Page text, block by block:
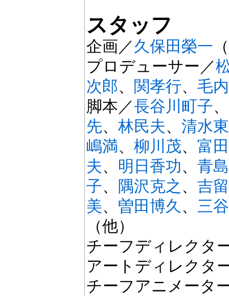
スタッフ
企画／久保田榮一 （
プロデューサー／
次郎、 関孝行、 毛
脚本／長谷川町子、
先、 林民夫、 清水東
嶋満、 柳川茂、 富
夫、 明日香功、 青
子、 隅沢克之 、 吉
美、 曽田博久 、 三
（他）
チーフディレクタ
アートディレクタ
チーフアニメータ